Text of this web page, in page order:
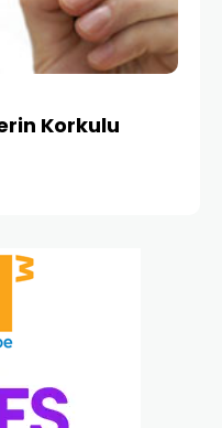
Korkulu